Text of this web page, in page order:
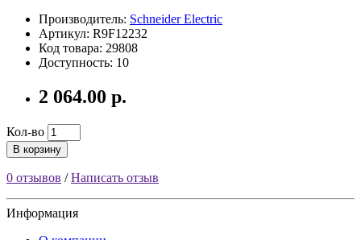
Производитель: Schneider Electric
Артикул: R9F12232
Код товара: 29808
Доступность: 10
2 064.00 р.
Кол-во
В корзину
0 отзывов /Написать отзыв
Информация